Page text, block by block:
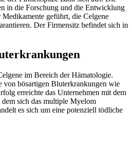
in die Forschung und die Entwicklung
Medikamente geführt, die Celgene
Der Firmensitz befindet sich in
im Bereich der Hämatologie.
von bösartigen Bluterkrankungen wie
erreichte das Unternehmen mit dem
sich das multiple Myelom
es sich um eine potenziell tödliche